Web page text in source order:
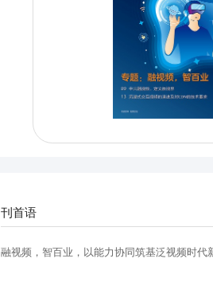
刊首语
融视频，智百业，以能力协同筑基泛视频时代